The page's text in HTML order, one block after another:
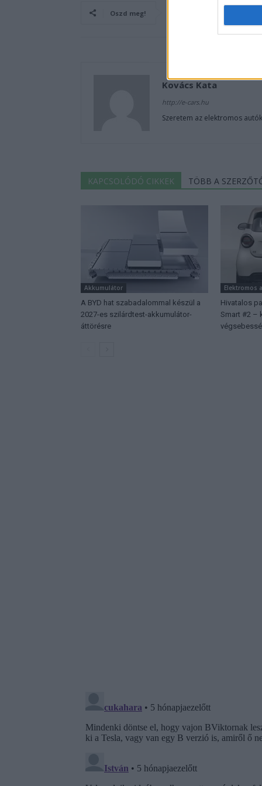
Oszd meg!
Kovács Kata
http://e-cars.hu
Szeretem az elektromos
KAPCSOLÓDÓ CIKKEK TÖBB A
Akkumulátor
A BYD hat szabadalommal készül a
2027-es szilárdtest-akkumulátor-
áttörésre
Elektromos
Hivatalos
Smart #2 –